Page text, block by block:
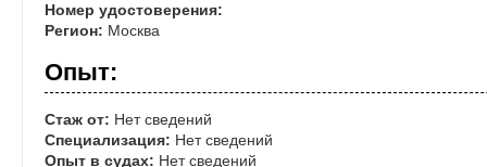
Номер удостоверения:
Регион: Москва
Опыт:
Стаж от: Нет сведений
Специализация: Нет сведений
Опыт в судах: Нет сведений